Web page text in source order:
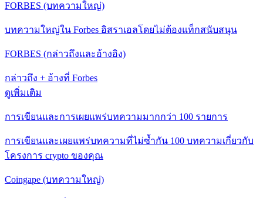
FORBES (บทความใหญ่)
บทความใหญ่ใน Forbes อิสราเอลโดยไม่ต้องแท็กสนับสนุน
FORBES (กล่าวถึงและอ้างอิง)
กล่าวถึง + อ้างที่ Forbes
ดูเพิ่มเติม
การเขียนและการเผยแพร่บทความมากกว่า 100 รายการ
การเขียนและเผยแพร่บทความที่ไม่ซ้ำกัน 100 บทความเกี่ยวกับ
โครงการ crypto ของคุณ
Coingape (บทความใหญ่)